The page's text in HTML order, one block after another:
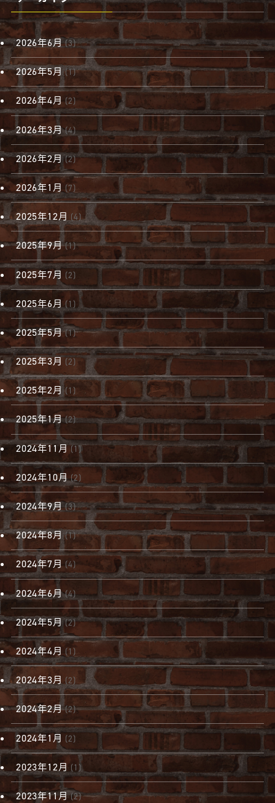
2026年6月(3)
2026年5月(1)
2026年4月(2)
2026年3月(4)
2026年2月(2)
2026年1月 (7)
2025年12月 (4)
2025年9月(1)
2025年7月 (2)
2025年6月 (1)
2025年5月(1)
2025年3月 (2)
2025年2月 (1)
2025年1月(2)
2024年11月 (1)
2024年10月(2)
2024年9月(3)
2024年8月(1)
2024年7月(4)
2024年6月(4)
2024年5月(2)
2024年4月 (1)
2024年3月 (2)
2024年2月(2)
2024年1月 (2)
2023年12月 (1)
2023年11月(2)